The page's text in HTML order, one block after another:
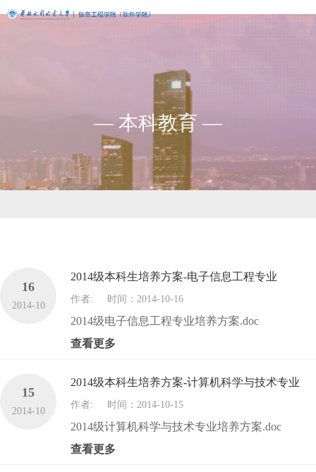
— 本科教育 —
16
2014-10
2014级本科生培养方案-电子信息工程专业
作者: 时间：2014-10-16
2014级电子信息工程专业培养方案.doc
查看更多
15
2014-10
2014级本科生培养方案-计算机科学与技术专业
作者: 时间：2014-10-15
2014级计算机科学与技术专业培养方案.doc
查看更多